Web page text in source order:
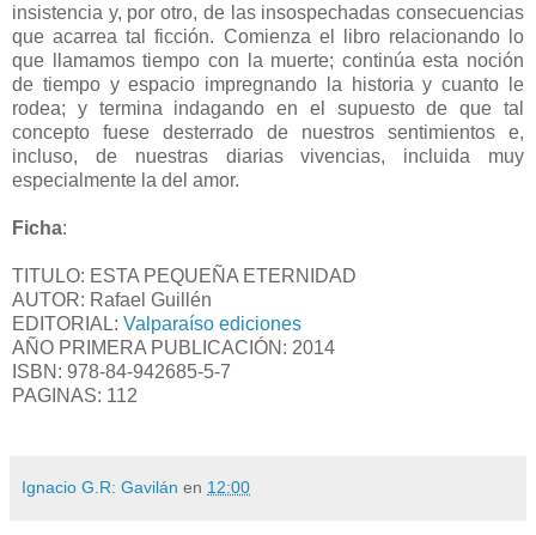
insistencia y, por otro, de las insospechadas consecuencias
que acarrea tal ficción. Comienza el libro relacionando lo
que llamamos tiempo con la muerte; continúa esta noción
de tiempo y espacio impregnando la historia y cuanto le
rodea; y termina indagando en el supuesto de que tal
concepto fuese desterrado de nuestros sentimientos e,
incluso, de nuestras diarias vivencias, incluida muy
especialmente la del amor.
Ficha:
TITULO: ESTA PEQUEÑA ETERNIDAD
AUTOR: Rafael Guillén
EDITORIAL: Valparaíso ediciones
AÑO PRIMERA PUBLICACIÓN: 2014
ISBN: 978-84-942685-5-7
PAGINAS: 112
Ignacio G.R: Gavilán en 12:00